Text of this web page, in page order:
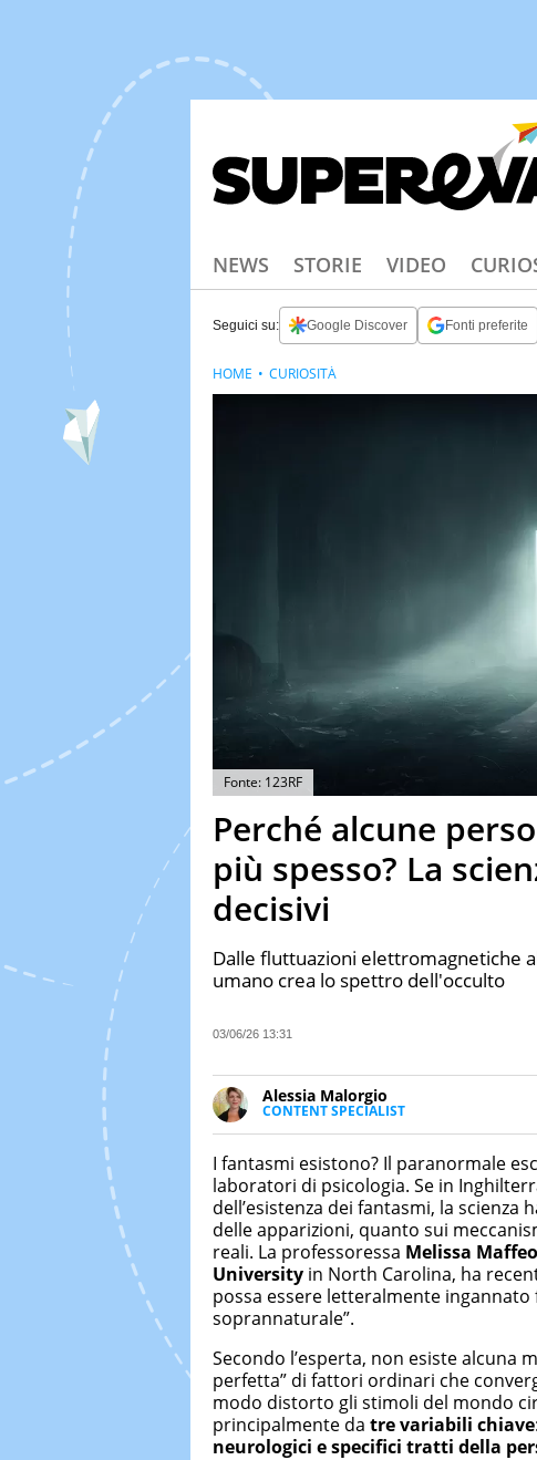
NEWS STORIE VIDEO
Seguici su: Google Discover Fonti preferite
Fonte: 123RF
Perché alcune
più spesso? La
decisivi
Dalle fluttuazioni elettromagnetiche
umano crea lo spettro dell'occulto
03/06/26 13:31
Alessia Malorgio
CONTENT SPECIALIST
Ha conseguito un Master in
di strategie marketing attraverso
HOME CURIOSITÀ
I fantasmi esistono? Il paranormale
laboratori di psicologia. Se in
dell’esistenza dei fantasmi, la
delle apparizioni, quanto sui
reali. La professoressa Melissa Maffeo
University in North Carolina, ha
possa essere letteralmente ingannato
soprannaturale”.
Secondo l’esperta, non esiste alcuna
perfetta” di fattori ordinari che
modo distorto gli stimoli del mondo
principalmente da tre variabili chiave:
neurologici e specifici tratti della